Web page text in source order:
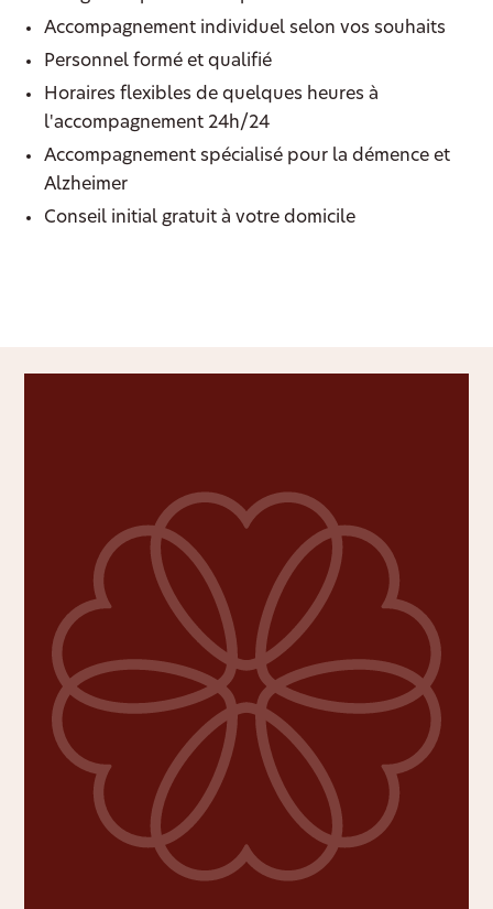
Accompagnement individuel selon vos souhaits
Personnel formé et qualifié
Horaires flexibles de quelques heures à
l'accompagnement 24h/24
Accompagnement spécialisé pour la démence et
Alzheimer
Conseil initial gratuit à votre domicile